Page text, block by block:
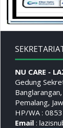
NU CARE -
Gedung
Pemalang,
HP/WA :
Email: